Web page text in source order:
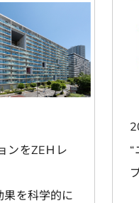
ンをZEＨレ
果を科学的に